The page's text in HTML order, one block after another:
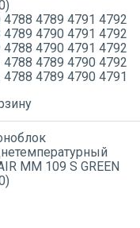
4788 4789 4791 4792
4789 4790 4791 4792
4788 4790 4791 4792
4788 4789 4790 4792
4788 4789 4790 4791